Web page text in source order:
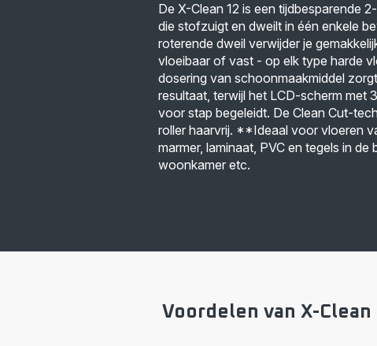
De X-Clean 12 is een tijdbesparende
die stofzuigt en dweilt in één enkele
roterende dweil verwijder je
vloeibaar of vast - op elk type harde
dosering van schoonmaakmiddel
resultaat, terwijl het LCD-scherm met
voor stap begeleidt. De Clean Cut-
roller haarvrij. **Ideaal voor vloeren
marmer, laminaat, PVC en tegels in de
woonkamer etc.
Voordelen van X-